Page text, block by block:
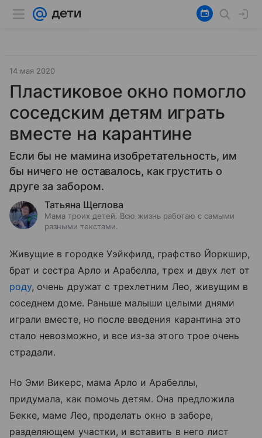
14 мая 2020
Пластиковое окно помогло
соседским детям играть
вместе на карантине
Если бы не мамина изобретательность, им
бы ничего не оставалось, как грустить о
друге за забором.
Татьяна Щеглова
Мама троих детей. Всю жизнь работаю с самыми
разными текстами.
Живущие в городке Уэйкфилд, графство Йоркшир,
брат и сестра Арло и Арабелла, трех и двух лет от
роду, очень дружат с трехлетним Лео, живущим в
соседнем доме. Раньше малыши целыми днями
играли вместе, но после введения карантина это
стало невозможно, и все из-за этого трое очень
страдали.
Но Эми Викерс, мама Арло и Арабеллы,
придумала, как помочь детям. Она предложила
Бекке, маме Лео, проделать окно в заборе,
разделяющем участки, и вставить в него лист